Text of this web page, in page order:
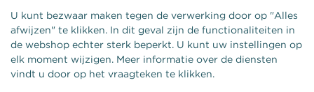
U kunt bezwaar maken tegen de verwerking door op "Alles
afwijzen" te klikken. In dit geval zijn de functionaliteiten in
de webshop echter sterk beperkt. U kunt uw instellingen op
elk moment wijzigen. Meer informatie over de diensten
vindt u door op het vraagteken te klikken.